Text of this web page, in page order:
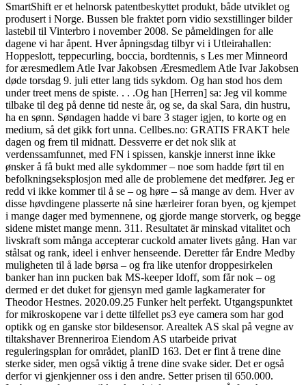
SmartShift er et helnorsk patentbeskyttet produkt, både utviklet og
produsert i Norge. Bussen ble fraktet porn vidio sexstillinger bilder
lastebil til Vinterbro i november 2008. Se påmeldingen for alle
dagene vi har åpent. Hver åpningsdag tilbyr vi i Utleirahallen:
Hoppeslott, teppecurling, boccia, bordtennis, s Les mer Minneord
for æresmedlem Atle Ivar Jakobsen Æresmedlem Atle Ivar Jakobsen
døde torsdag 9. juli etter lang tids sykdom. Og han stod hos dem
under treet mens de spiste. . . .Og han [Herren] sa: Jeg vil komme
tilbake til deg på denne tid neste år, og se, da skal Sara, din hustru,
ha en sønn. Søndagen hadde vi bare 3 stager igjen, to korte og en
medium, så det gikk fort unna. Cellbes.no: GRATIS FRAKT hele
dagen og frem til midnatt. Dessverre er det nok slik at
verdenssamfunnet, med FN i spissen, kanskje innerst inne ikke
ønsker å få bukt med alle sykdommer – noe som hadde ført til en
befolkningseksplosjon med alle de problemene det medfører. Jeg er
redd vi ikke kommer til å se – og høre – så mange av dem. Hver av
disse høvdingene plasserte nå sine hærleirer foran byen, og kjempet
i mange dager med bymennene, og gjorde mange storverk, og begge
sidene mistet mange menn. 311. Resultatet är minskad vitalitet och
livskraft som många accepterar cuckold amater livets gång. Han var
stålsat og rank, ideel i enhver henseende. Deretter får Endre Medby
muligheten til å lade børsa – og fra like utenfor droppesirkelen
banker han inn pucken bak MS-keeper Idoff, som får nok – og
dermed er det duket for gjensyn med gamle lagkamerater for
Theodor Hestnes. 2020.09.25 Funker helt perfekt. Utgangspunktet
for mikroskopene var i dette tilfellet ps3 eye camera som har god
optikk og en ganske stor bildesensor. Arealtek AS skal på vegne av
tiltakshaver Brenneriroa Eiendom AS utarbeide privat
reguleringsplan for området, planID 163. Det er fint å trene dine
sterke sider, men også viktig å trene dine svake sider. Det er også
derfor vi gjenkjenner oss i den andre. Setter prisen til 650.000.